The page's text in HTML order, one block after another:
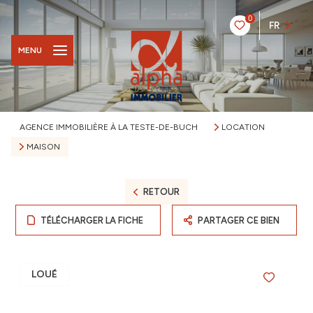
0
FR
MENU
AGENCE IMMOBILIÈRE À LA TESTE-DE-BUCH
LOCATION
MAISON
RETOUR
TÉLÉCHARGER LA FICHE PARTAGER CE BIEN
LOUÉ